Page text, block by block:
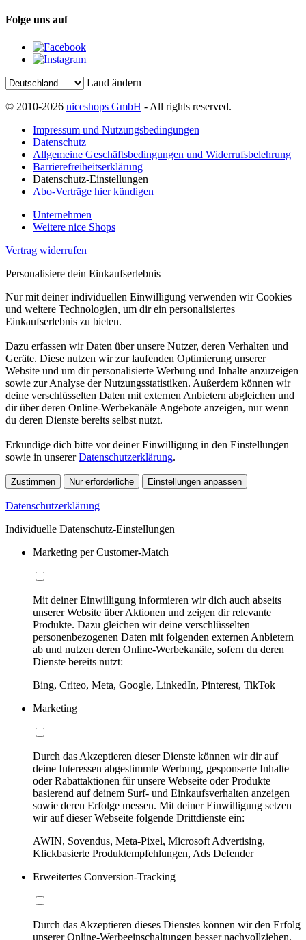
Folge uns auf
Land ändern
© 2010-2026 niceshops GmbH - All rights reserved.
Impressum und Nutzungsbedingungen
Datenschutz
Allgemeine Geschäftsbedingungen und Widerrufsbelehrung
Barrierefreiheitserklärung
Datenschutz-Einstellungen
Abo-Verträge hier kündigen
Unternehmen
Weitere nice Shops
Vertrag widerrufen
Personalisiere dein Einkaufserlebnis
Nur mit deiner individuellen Einwilligung verwenden wir Cookies
und weitere Technologien, um dir ein personalisiertes
Einkaufserlebnis zu bieten.
Dazu erfassen wir Daten über unsere Nutzer, deren Verhalten und
Geräte. Diese nutzen wir zur laufenden Optimierung unserer
Website und um dir personalisierte Werbung und Inhalte anzuzeigen
sowie zur Analyse der Nutzungsstatistiken. Außerdem können wir
deine verschlüsselten Daten mit externen Anbietern abgleichen und
dir über deren Online-Werbekanäle Angebote anzeigen, nur wenn
du deren Dienste bereits selbst nutzt.
Erkundige dich bitte vor deiner Einwilligung in den Einstellungen
sowie in unsererDatenschutzerklärung.
Zustimmen Nur erforderliche Einstellungen anpassen
Datenschutzerklärung
Individuelle Datenschutz-Einstellungen
Marketing per Customer-Match
Mit deiner Einwilligung informieren wir dich auch abseits
unserer Website über Aktionen und zeigen dir relevante
Produkte. Dazu gleichen wir deine verschlüsselten
personenbezogenen Daten mit folgenden externen Anbietern
ab und nutzen deren Online-Werbekanäle, sofern du deren
Dienste bereits nutzt:
Bing, Criteo, Meta, Google, LinkedIn, Pinterest, TikTok
Marketing
Durch das Akzeptieren dieser Dienste können wir dir auf
deine Interessen abgestimmte Werbung, gesponserte Inhalte
oder Rabattaktionen für unsere Webseite oder Produkte
basierend auf deinem Surf- und Einkaufsverhalten anzeigen
sowie deren Erfolge messen. Mit deiner Einwilligung setzen
wir auf dieser Webseite folgende Drittdienste ein:
AWIN, Sovendus, Meta-Pixel, Microsoft Advertising,
Klickbasierte Produktempfehlungen, Ads Defender
Erweitertes Conversion-Tracking
Durch das Akzeptieren dieses Dienstes können wir den Erfolg
unserer Online-Werbeeinschaltungen besser nachvollziehen,